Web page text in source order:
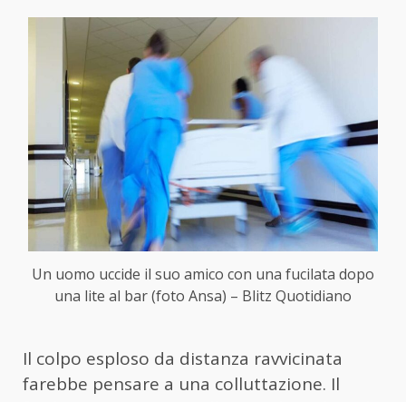
Un uomo uccide il suo amico con una fucilata dopo
una lite al bar (foto Ansa) – Blitz Quotidiano
Il colpo esploso da distanza ravvicinata
farebbe pensare a una colluttazione. Il